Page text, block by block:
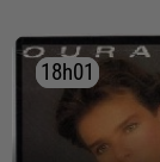
18h01
18h01